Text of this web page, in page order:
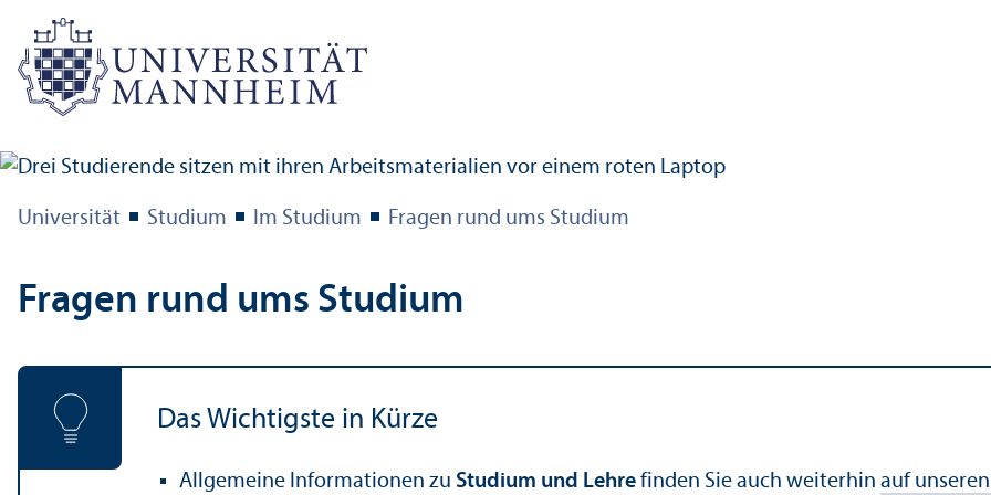
Universität Studium Im Studium Fragen rund ums Studium
Fragen rund ums Studium
Das Wichtigste in Kürze
Allgemeine Informationen zu Studium und Lehre finden Sie auch weiterhin auf